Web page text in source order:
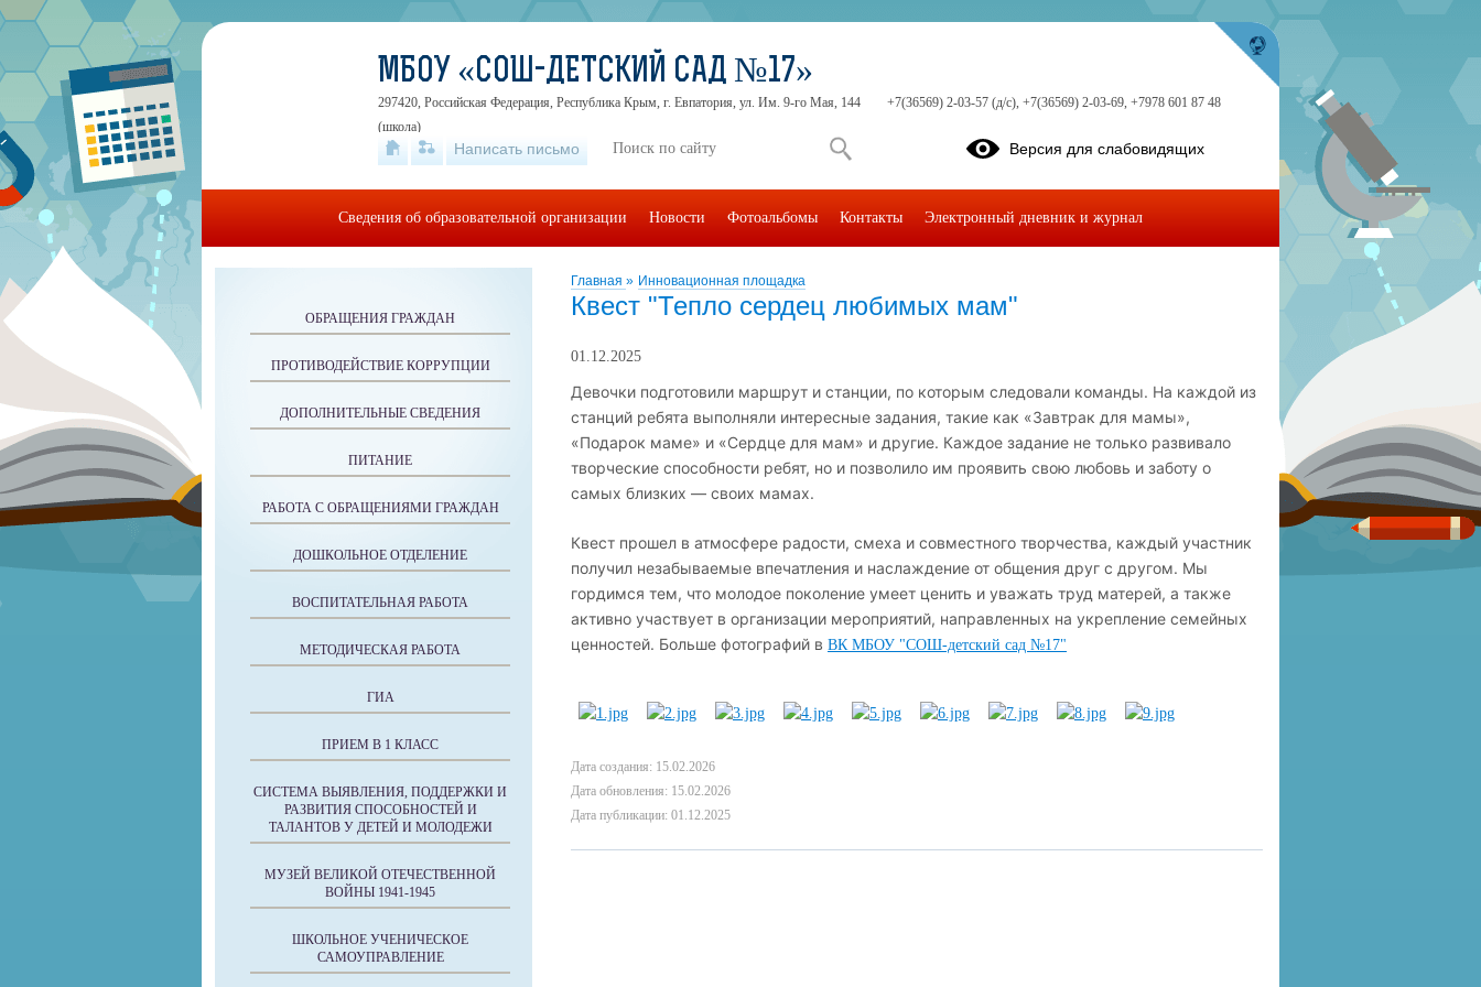
Главная » Инновационная площадка
Квест "Тепло сердец любимых мам"
01.12.2025
Девочки подготовили маршрут и станции, по которым следовали команды. На каждой из
станций ребята выполняли интересные задания, такие как «Завтрак для мамы»,
«Подарок маме» и «Сердце для мам» и другие. Каждое задание не только развивало
творческие способности ребят, но и позволило им проявить свою любовь и заботу о
самых близких — своих мамах.
Квест прошел в атмосфере радости, смеха и совместного творчества, каждый участник
получил незабываемые впечатления и наслаждение от общения друг с другом. Мы
гордимся тем, что молодое поколение умеет ценить и уважать труд матерей, а также
активно участвует в организации мероприятий, направленных на укрепление семейных
ценностей. Больше фотографий в ВК МБОУ "СОШ-детский сад №17"
Дата создания: 15.02.2026
Дата обновления: 15.02.2026
Дата публикации: 01.12.2025
ОБРАЩЕНИЯ ГРАЖДАН
ПРОТИВОДЕЙСТВИЕ КОРРУПЦИИ
ДОПОЛНИТЕЛЬНЫЕ СВЕДЕНИЯ
ПИТАНИЕ
РАБОТА С ОБРАЩЕНИЯМИ ГРАЖДАН
ДОШКОЛЬНОЕ ОТДЕЛЕНИЕ
ВОСПИТАТЕЛЬНАЯ РАБОТА
МЕТОДИЧЕСКАЯ РАБОТА
ГИА
ПРИЕМ В 1 КЛАСС
СИСТЕМА ВЫЯВЛЕНИЯ, ПОДДЕРЖКИ И
РАЗВИТИЯ СПОСОБНОСТЕЙ И
ТАЛАНТОВ У ДЕТЕЙ И МОЛОДЕЖИ
МУЗЕЙ ВЕЛИКОЙ ОТЕЧЕСТВЕННОЙ
ВОЙНЫ 1941-1945
ШКОЛЬНОЕ УЧЕНИЧЕСКОЕ
САМОУПРАВЛЕНИЕ
МБОУ «СОШ-ДЕТСКИЙ САД №17»
297420, Российская Федерация, Республика Крым, г. Евпатория, ул. Им. 9-го Мая, 144
+7(36569) 2-03-57 (д/с), +7(36569) 2-03-69, +7978 601 87 48
(школа)
Написать письмо Версия для слабовидящих
Сведения об образовательной организации Новости Фотоальбомы Контакты Электронный дневник и журнал